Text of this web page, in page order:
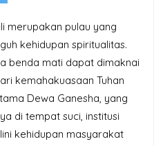
merupakan pulau yang
kehidupan spiritualitas.
benda mati dapat dimaknai
kemahakuasaan Tuhan
Dewa Ganesha, yang
di tempat suci, institusi
kehidupan masyarakat